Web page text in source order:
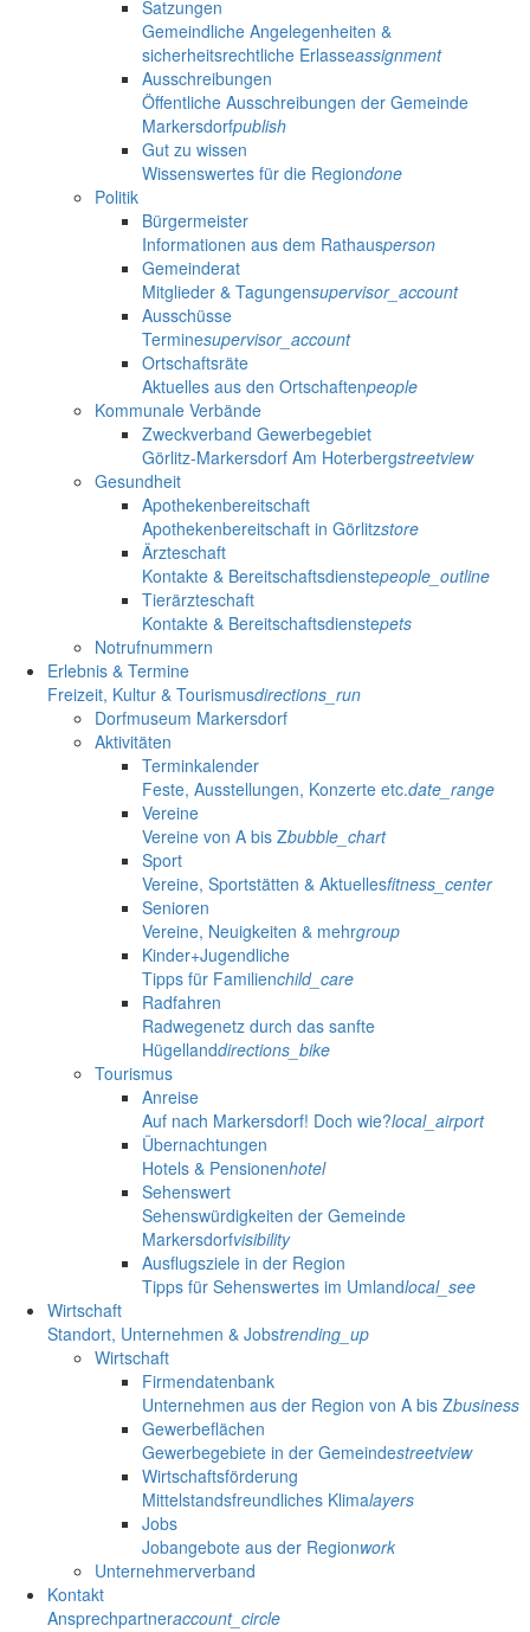
Satzungen
Gemeindliche Angelegenheiten &
sicherheitsrechtliche Erlasseassignment
Ausschreibungen
Öffentliche Ausschreibungen der Gemeinde
Markersdorfpublish
Gut zu wissen
Wissenswertes für die Regiondone
Politik
Bürgermeister
Informationen aus dem Rathausperson
Gemeinderat
Mitglieder & Tagungensupervisor_account
Ausschüsse
Terminesupervisor_account
Ortschaftsräte
Aktuelles aus den Ortschaftenpeople
Kommunale Verbände
Zweckverband Gewerbegebiet
Görlitz-Markersdorf Am Hoterbergstreetview
Gesundheit
Apothekenbereitschaft
Apothekenbereitschaft in Görlitzstore
Ärzteschaft
Kontakte & Bereitschaftsdienstepeople_outline
Tierärzteschaft
Kontakte & Bereitschaftsdienstepets
Notrufnummern
Erlebnis & Termine
Freizeit, Kultur & Tourismusdirections_run
Dorfmuseum Markersdorf
Aktivitäten
Terminkalender
Feste, Ausstellungen, Konzerte etc.date_range
Vereine
Vereine von A bis Zbubble_chart
Sport
Vereine, Sportstätten & Aktuellesfitness_center
Senioren
Vereine, Neuigkeiten & mehrgroup
Kinder+Jugendliche
Tipps für Familienchild_care
Radfahren
Radwegenetz durch das sanfte
Hügellanddirections_bike
Tourismus
Anreise
Auf nach Markersdorf! Doch wie?local_airport
Übernachtungen
Hotels & Pensionenhotel
Sehenswert
Sehenswürdigkeiten der Gemeinde
Markersdorfvisibility
Ausflugsziele in der Region
Tipps für Sehenswertes im Umlandlocal_see
Wirtschaft
Standort, Unternehmen & Jobstrending_up
Wirtschaft
Firmendatenbank
Unternehmen aus der Region von A bis Zbusiness
Gewerbeflächen
Gewerbegebiete in der Gemeindestreetview
Wirtschaftsförderung
Mittelstandsfreundliches Klimalayers
Jobs
Jobangebote aus der Regionwork
Unternehmerverband
Kontakt
Ansprechpartneraccount_circle